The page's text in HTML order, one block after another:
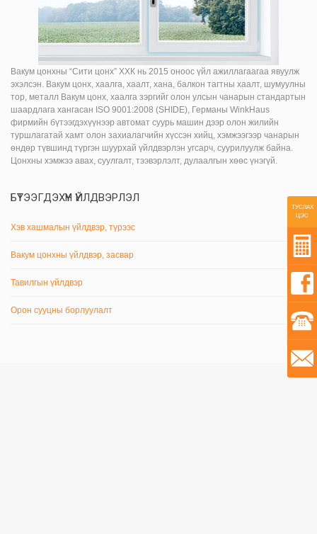
Вакум цонхны “Сити цонх” ХХК нь 2015 оноос үйл ажиллагаагаа явуулж
эхэлсэн. Вакум цонх, хаалга, хаалт, хана, балкон тагтны хаалт, шумуулны
тор, металл Вакум цонх, хаалга зэргийг олон улсын чанарын стандартын
шаардлага хангасан ISO 9001:2008 (SHIDE), Германы WinkHaus
фирмийн бүтээгдэхүүнээр автомат суурь машин дээр олон жилийн
туршлагатай хамт олон захиалагчийн хүссэн хийц, хэмжээгээр чанарын
өндөр түвшинд түргэн шуурхай үйлдвэрлэн угсарч, суурилуулж байна.
Цонхны хэмжээ авах, суулгалт, тээвэрлэлт, дулаалгын хөөс үнэгүй.
БҮТЭЭГДЭХҮҮН ҮЙЛДВЭРЛЭЛ
Хэв хашмалын үйлдвэр, түрээс
Вакум цонхны үйлдвэр, засвар
Тавилгын үйлдвэр
Орон сууцны борлуулалт
ТУСЛАХ
ЦЭС